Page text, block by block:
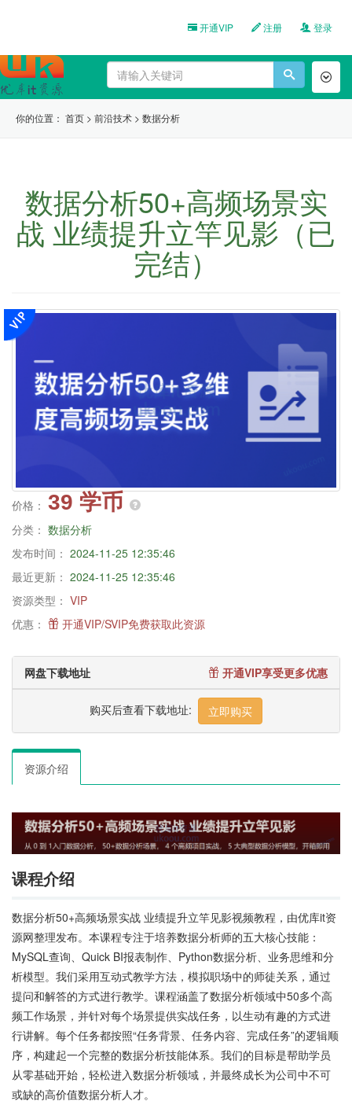
开通VIP 注册 登录
你的位置： 首页 > 前沿技术 > 数据分析
数据分析50+高频场景实
战 业绩提升立竿见影（已
完结）
价格： 39 学币
分类： 数据分析
发布时间： 2024-11-25 12:35:46
最近更新： 2024-11-25 12:35:46
资源类型： VIP
优惠：
开通VIP/SVIP免费获取此资源
开通VIP享受更多优惠
网盘下载地址
购买后查看下载地址: 立即购买
资源介绍
课程介绍
数据分析50+高频场景实战 业绩提升立竿见影视频教程，由优库it资
源网整理发布。本课程专注于培养数据分析师的五大核心技能：
MySQL查询、Quick BI报表制作、Python数据分析、业务思维和分
析模型。我们采用互动式教学方法，模拟职场中的师徒关系，通过
提问和解答的方式进行教学。课程涵盖了数据分析领域中50多个高
频工作场景，并针对每个场景提供实战任务，以生动有趣的方式进
行讲解。每个任务都按照“任务背景、任务内容、完成任务”的逻辑顺
序，构建起一个完整的数据分析技能体系。我们的目标是帮助学员
从零基础开始，轻松进入数据分析领域，并最终成长为公司中不可
或缺的高价值数据分析人才。